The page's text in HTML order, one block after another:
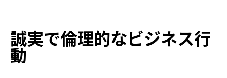
誠実で倫理的なビジネス行
動